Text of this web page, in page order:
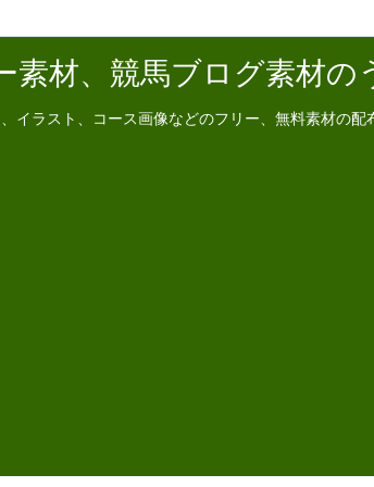
素材、競馬ブログ素材の
イラスト、コース画像などのフリー、無料素材の配